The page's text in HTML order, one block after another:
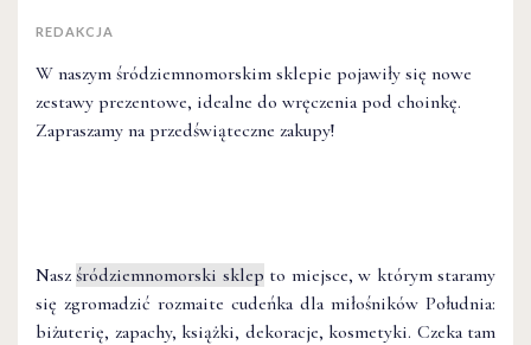
REDAKCJA
W naszym śródziemnomorskim sklepie pojawiły się nowe
zestawy prezentowe, idealne do wręczenia pod choinkę.
Zapraszamy na przedświąteczne zakupy!
Naszśródziemnomorski sklep to miejsce, w którym staramy
się zgromadzić rozmaite cudeńka dla miłośników Południa:
biżuterię, zapachy, książki, dekoracje, kosmetyki. Czeka tam